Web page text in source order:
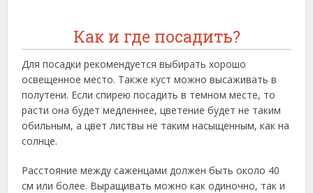
Как и где посадить?
Для посадки рекомендуется выбирать хорошо
освещенное место. Также куст можно высаживать в
полутени. Если спирею посадить в темном месте, то
расти она будет медленнее, цветение будет не таким
обильным, а цвет листвы не таким насыщенным, как на
солнце.
Расстояние между саженцами должен быть около 40
см или более. Выращивать можно как одиночно, так и